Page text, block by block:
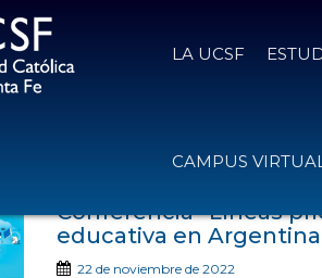
LA UCSF
CAMPUS
Conferencia “Líneas
educativa en
22 de noviembre de 2022